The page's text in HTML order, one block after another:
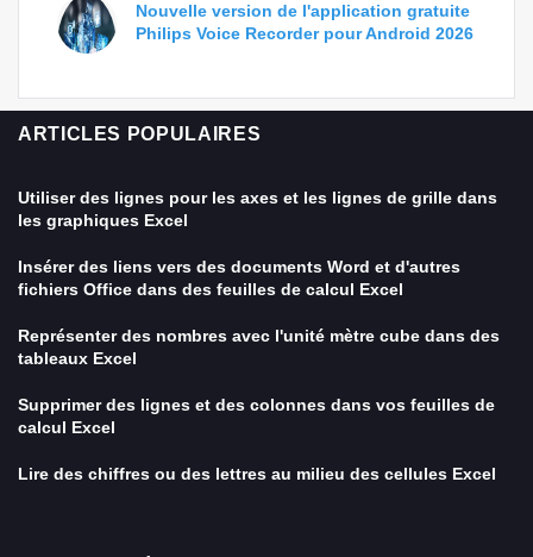
Nouvelle version de l'application gratuite
Philips Voice Recorder pour Android 2026
ARTICLES POPULAIRES
Utiliser des lignes pour les axes et les lignes de grille dans
les graphiques Excel
Insérer des liens vers des documents Word et d'autres
fichiers Office dans des feuilles de calcul Excel
Représenter des nombres avec l'unité mètre cube dans des
tableaux Excel
Supprimer des lignes et des colonnes dans vos feuilles de
calcul Excel
Lire des chiffres ou des lettres au milieu des cellules Excel